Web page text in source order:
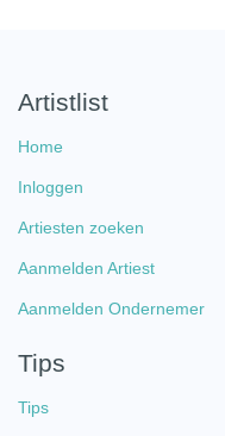
Artistlist
Home
Inloggen
Artiesten zoeken
Aanmelden Artiest
Aanmelden Ondernemer
Tips
Tips